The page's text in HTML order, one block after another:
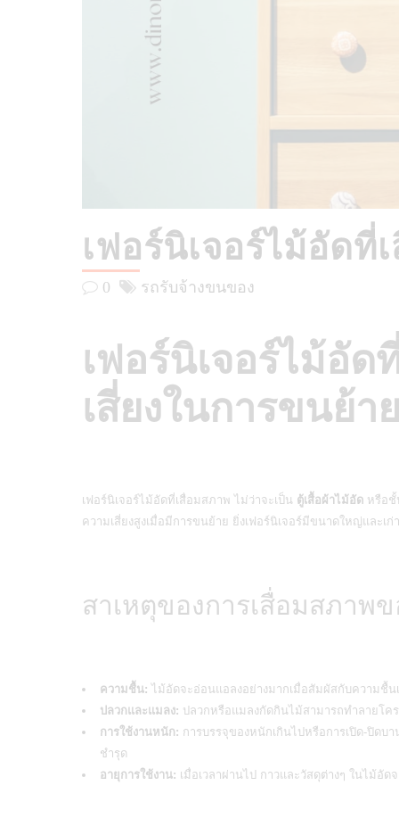
เฟอร์นิเจอร์ไม้อัดที่
0 รถรับจ้างขนของ
เฟอร์นิเจอร์ไม้อั
เสี่ยงในการขนย้าย
เฟอร์นิเจอร์ไม้อัดที่เสื่อมสภาพ ไม่ว่าจะเป็น ตู้เสื้อผ้าไม้อัด หรือชั้
ความเสี่ยงสูงเมื่อมีการขนย้าย ยิ่งเฟอร์นิเจอร์มีขนาดใหญ่และเ
สาเหตุของการเสื่อมสภาพ
ความชื้น: ไม้อัดจะอ่อนแอลงอย่างมากเมื่อสัมผัสกับความชื้
ปลวกและแมลง: ปลวกหรือแมลงกัดกินไม้สามารถทำลายโคร
การใช้งานหนัก: การบรรจุของหนักเกินไปหรือการเปิด-ปิดบ
ชำรุด
อายุการใช้งาน: เมื่อเวลาผ่านไป กาวและวัสดุต่างๆ ในไม้อั